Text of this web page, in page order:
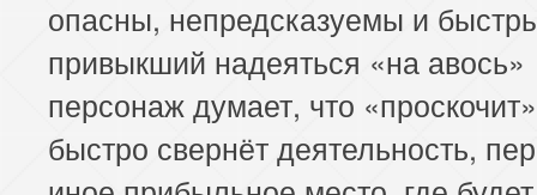
опасны, непредсказуемы и
привыкший надеяться «на авось»
персонаж думает, что
быстро свернёт деятельность,